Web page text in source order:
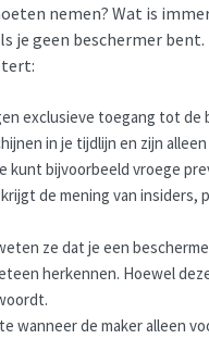
nemen? Wat is
je geen beschermer bent.
exclusieve toegang tot de
in je tijdlijn en zijn
kunt bijvoorbeeld vroege
de mening van insiders,
ze dat je een
herkennen. Hoewel
wanneer de maker alleen